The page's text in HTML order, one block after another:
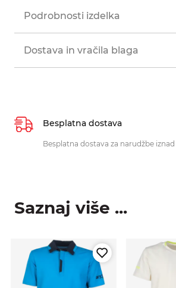
Podrobnosti izdelka
Dostava in vračila blaga
Besplatna dostava
Besplatna dostava za narudžbe iznad
Saznaj više ...